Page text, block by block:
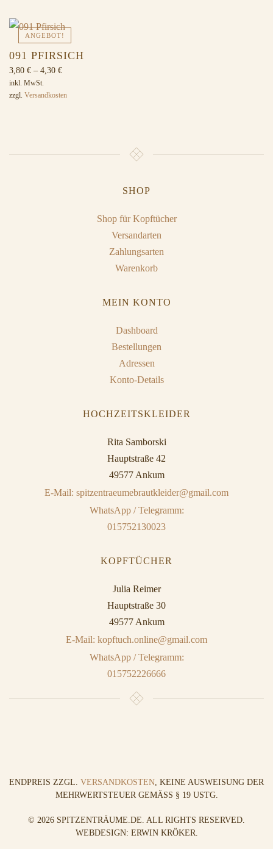
ANGEBOT!
091 PFIRSICH
3,80 € – 4,30 €
inkl. MwSt.
zzgl. Versandkosten
SHOP
Shop für Kopftücher
Versandarten
Zahlungsarten
Warenkorb
MEIN KONTO
Dashboard
Bestellungen
Adressen
Konto-Details
HOCHZEITSKLEIDER
Rita Samborski
Hauptstraße 42
49577 Ankum
E-Mail: spitzentraeumebrautkleider@gmail.com
WhatsApp / Telegramm:
015752130023
KOPFTÜCHER
Julia Reimer
Hauptstraße 30
49577 Ankum
E-Mail: kopftuch.online@gmail.com
WhatsApp / Telegramm:
015752226666
ENDPREIS ZZGL. VERSANDKOSTEN, KEINE AUSWEISUNG DER
MEHRWERTSTEUER GEMÄSS § 19 USTG.
© 2026 SPITZENTRÄUME.DE. ALL RIGHTS RESERVED.
WEBDESIGN: ERWIN KRÖKER.